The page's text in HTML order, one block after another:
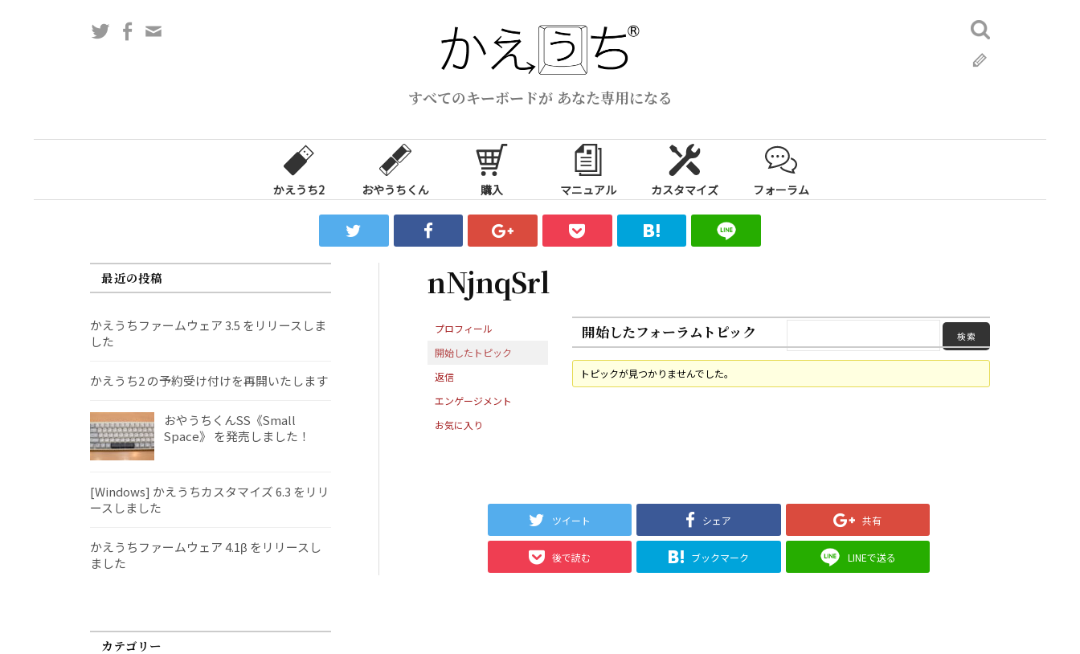
ス
すべてのキーボードが あなた専用になる
TwitterFacebook
検
索:
かえうち2 おやうちくん 購入 マニュアル カスタマイズ フォーラム
nNjnqSrl
プロフィール
開始したトピック
返信
エンゲージメント
お気に入り
開始したフォーラムトピック
トピックが見つかりませんでした。
ツイート シェア 共有
後で読む ブックマーク LINEで送る
最近の投稿
かえうちファームウェア 3.5 をリリースしま
した
かえうち2 の予約受け付けを再開いたします
おやうちくんSS《Small
Space》 を発売しました！
[Windows] かえうちカスタマイズ 6.3 をリリ
ースしました
かえうちファームウェア 4.1β をリリースし
ました
カテゴリー